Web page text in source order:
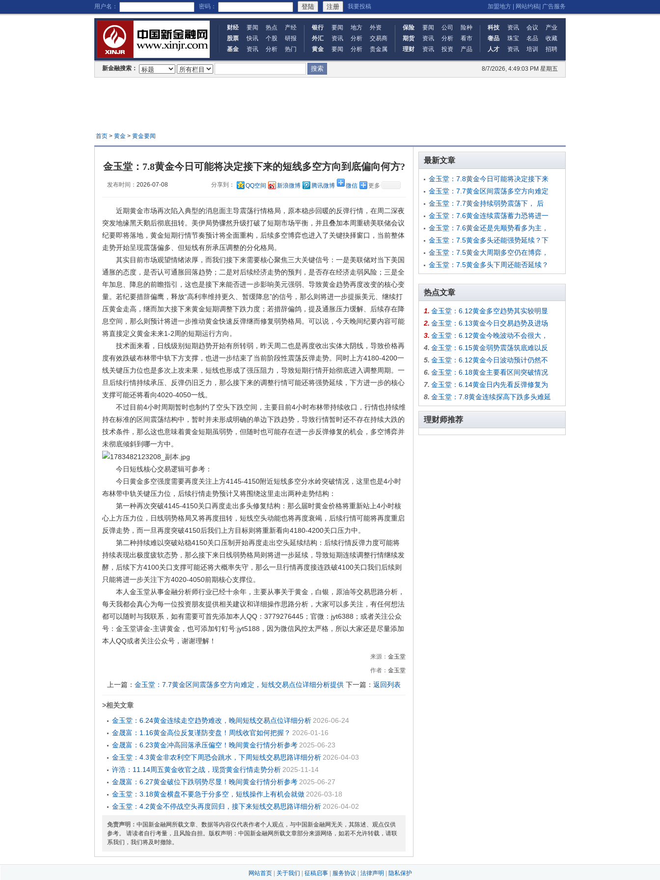
用户名： 密码： 我要投稿 加盟地方 网站约稿 广告服务
财经 要闻 热点
产经
股票
快讯 个股
研报
基金
资讯 分析 热门
银行 要闻 地方
外资
外汇
资讯 分析
交易商
黄金
要闻 分析 贵金属
保险 要闻 公司
险种
期货
资讯 分析
看市
理财
资讯 投资 产品
科技 资讯 会议
产业
奢品
珠宝 名品
收藏
人才
资讯 培训 招聘
8/7/2026, 4:49:03 PM 星期五
新金融搜索：
首页> 黄金> 黄金要闻
金玉堂：7.8黄金今日可能将决定接下来的短线多空方向到底偏向何方?
发布时间： 2026-07-08 分享到： QQ空间 新浪微博 腾讯微博 微信 更多
近期黄金市场再次陷入典型的消息面主导震荡行情格局，原本稳步回暖的反弹行情，在周二深夜
突发地缘黑天鹅后彻底扭转。美伊局势骤然升级打破了短期市场平衡，并且叠加本周重磅美联储会议
纪要即将落地，黄金短期行情节奏预计将全面重构，后续多空博弈也进入了关键抉择窗口，当前整体
走势开始呈现震荡偏多、但短线有所承压调整的分化格局。
其实目前市场观望情绪浓厚，而我们接下来需要核心聚焦三大关键信号：一是美联储对当下美国
通胀的态度，是否认可通胀回落趋势；二是对后续经济走势的预判，是否存在经济走弱风险；三是全
年加息、降息的前瞻指引，这也是接下来能否进一步影响美元强弱、导致黄金趋势再度改变的核心变
量。若纪要措辞偏鹰，释放“高利率维持更久、暂缓降息”的信号，那么则将进一步提振美元、继续打
压黄金走高，继而加大接下来黄金短期调整下跌力度；若措辞偏鸽，提及通胀压力缓解、后续存在降
息空间，那么则预计将进一步推动黄金快速反弹继而修复弱势格局。可以说，今天晚间纪要内容可能
将直接定义黄金未来1-2周的短期运行方向。
技术面来看，日线级别短期趋势开始有所转弱，昨天周二也是再度收出实体大阴线，导致价格再
度有效跌破布林带中轨下方支撑，也进一步结束了当前阶段性震荡反弹走势。同时上方4180-4200一
线关键压力位也是多次上攻未果，短线也形成了强压阻力，导致短期行情开始彻底进入调整周期。一
旦后续行情持续承压、反弹仍旧乏力，那么接下来的调整行情可能还将强势延续，下方进一步的核心
支撑可能还将看向4020-4050一线。
不过目前4小时周期暂时也制约了空头下跌空间，主要目前4小时布林带持续收口，行情也持续维
持在标准的区间震荡结构中，暂时并未形成明确的单边下跌趋势，导致行情暂时还不存在持续大跌的
技术条件，那么这也意味着黄金短期虽弱势，但随时也可能存在进一步反弹修复的机会，多空博弈并
未彻底倾斜到哪一方中。
今日短线核心交易逻辑可参考：
今日黄金多空强度需要再度关注上方4145-4150附近短线多空分水岭突破情况，这里也是4小时
布林带中轨关键压力位，后续行情走势预计又将围绕这里走出两种走势结构：
第一种再次突破4145-4150关口再度走出多头修复结构：那么届时黄金价格将重新站上4小时核
心上方压力位，日线弱势格局又将再度扭转，短线空头动能也将再度衰竭，后续行情可能将再度重启
反弹走势，而一旦再度突破4150后我们上方目标则将重新看向4180-4200关口压力中。
第二种持续难以突破站稳4150关口压制开始再度走出空头延续结构：后续行情反弹力度可能将
持续表现出极度疲软态势，那么接下来日线弱势格局则将进一步延续，导致短期连续调整行情继续发
酵，后续下方4100关口支撑可能还将大概率失守，那么一旦行情再度接连跌破4100关口我们后续则
只能将进一步关注下方4020-4050前期核心支撑位。
本人金玉堂从事金融分析师行业已经十余年，主要从事关于黄金，白银，原油等交易思路分析，
每天我都会真心为每一位投资朋友提供相关建议和详细操作思路分析，大家可以多关注，有任何想法
都可以随时与我联系，如有需要可首先添加本人QQ：3779276445；官微：jyt6388；或者关注公众
号：金玉堂讲金-主讲黄金，也可添加钉钉号:jyt5188，因为微信风控太严格，所以大家还是尽量添加
本人QQ或者关注公众号，谢谢理解！
来源： 金玉堂
作者： 金玉堂
上一篇： 金玉堂：7.7黄金区间震荡多空方向难定，短线交易点位详细分析提供 下一篇： 返回列表
>相关文章
金玉堂：6.24黄金连续走空趋势难改，晚间短线交易点位详细分析 2026-06-24
金晟富：1.16黄金高位反复谨防变盘！周线收官如何把握？ 2026-01-16
金晟富：6.23黄金冲高回落承压偏空！晚间黄金行情分析参考 2025-06-23
金玉堂：4.3黄金非农利空下周恐会跳水，下周短线交易思路详细分析 2026-04-03
许浩：11.14周五黄金收官之战，现货黄金行情走势分析 2025-11-14
金晟富：6.27黄金破位下跌弱势尽显！晚间黄金行情分析参考 2025-06-27
金玉堂：3.18黄金横盘不要急于分多空，短线操作上有机会就做 2026-03-18
金玉堂：4.2黄金不停战空头再度回归，接下来短线交易思路详细分析 2026-04-02
免责声明： 中国新金融网所载文章、数据等内容仅代表作者个人观点，与中国新金融网无关，其陈述、观点仅供
参考。 请读者自行考量，且风险自担。版权声明：中国新金融网所载文章部分来源网络，如若不允许转载，请联
系我们，我们将及时撤除。
最新文章
金玉堂：7.8黄金今日可能将决定接下来
金玉堂：7.7黄金区间震荡多空方向难定
金玉堂：7.7黄金持续弱势震荡下， 后
金玉堂：7.6黄金连续震荡蓄力恐将进一
金玉堂：7.6黄金还是先顺势看多为主，
金玉堂：7.5黄金多头还能强势延续？下
金玉堂：7.5黄金大周期多空仍在博弈，
金玉堂：7.5黄金多头下周还能否延续？
热点文章
1. 金玉堂：6.12黄金多空趋势其实较明显
2. 金玉堂：6.13黄金今日交易趋势及进场
3. 金玉堂：6.12黄金今晚波动不会很大，
4. 金玉堂：6.15黄金弱势震荡筑底难以反
5. 金玉堂：6.12黄金今日波动预计仍然不
6. 金玉堂：6.18黄金主要看区间突破情况
7. 金玉堂：6.14黄金日内先看反弹修复为
8. 金玉堂：7.8黄金连续探高下跌多头难延
理财师推荐
网站首页| 关于我们 | 征稿启事| 服务协议 | 法律声明 | 隐私保护